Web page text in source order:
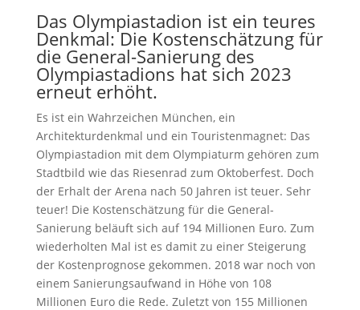
Das Olympiastadion ist ein teures
Denkmal: Die Kostenschätzung für
die General-Sanierung des
Olympiastadions hat sich 2023
erneut erhöht.
Es ist ein Wahrzeichen München, ein
Architekturdenkmal und ein Touristenmagnet: Das
Olympiastadion mit dem Olympiaturm gehören zum
Stadtbild wie das Riesenrad zum Oktoberfest. Doch
der Erhalt der Arena nach 50 Jahren ist teuer. Sehr
teuer! Die Kostenschätzung für die General-
Sanierung beläuft sich auf 194 Millionen Euro. Zum
wiederholten Mal ist es damit zu einer Steigerung
der Kostenprognose gekommen. 2018 war noch von
einem Sanierungsaufwand in Höhe von 108
Millionen Euro die Rede. Zuletzt von 155 Millionen